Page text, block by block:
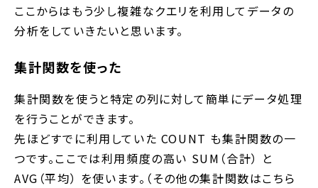
ここからはもう少し複雑なクエリを利用してデータの
分析をしていきたいと思います。
集計関数を使った
集計関数を使うと特定の列に対して簡単にデータ処理
を行うことができます。
先ほどすでに利用していた COUNT も集計関数の一
つです。ここでは利用頻度の高い SUM（合計） と
AVG（平均） を使います。（その他の集計関数はこちら